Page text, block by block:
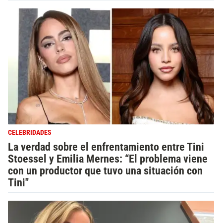
CELEBRIDADES
La verdad sobre el enfrentamiento entre Tini
Stoessel y Emilia Mernes: “El problema viene
con un productor que tuvo una situación con
Tini"